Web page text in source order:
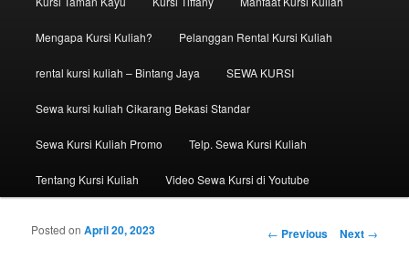
Mengapa Kursi Kuliah? Pelanggan Rental Kursi Kuliah
rental kursi kuliah – Bintang Jaya SEWA KURSI
Sewa kursi kuliah Cikarang Bekasi Standar
Sewa Kursi Kuliah Promo Telp. Sewa Kursi Kuliah
Tentang Kursi Kuliah Video Sewa Kursi di Youtube
Post navigation
← Previous Next →
Posted onApril 20, 2023